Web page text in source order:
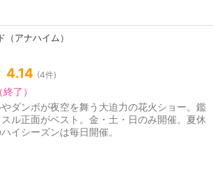
アナハイム）
4.14 (4件)
了）
ダンボが夜空を舞う大迫力の花火ショー。鑑
ル正面がベスト。金・土・日のみ開催。夏休
イシーズンは毎日開催。